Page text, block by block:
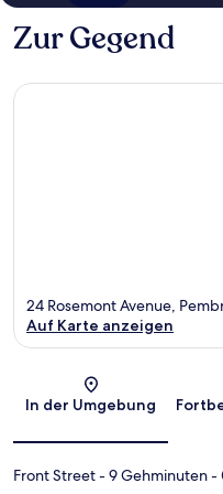
Zur Gegend
24 Rosemont Avenue,
Auf Karte anzeigen
In der Umgebung
Front Street- 9 Gehminuten-